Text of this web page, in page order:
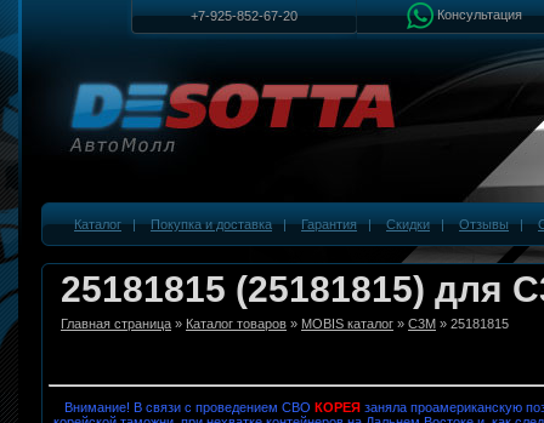
+7-925-852-67-20 Консультация
Каталог|Покупка и доставка|Гарантия|Скидки|Отзывы|
25181815 (25181815) для
Главная страница » Каталог товаров » MOBIS каталог » C3M » 25181815
Внимание! В связи с проведением СВО КОРЕЯзаняла проамериканскую